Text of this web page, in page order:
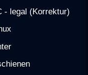
- legal (Korrektur)